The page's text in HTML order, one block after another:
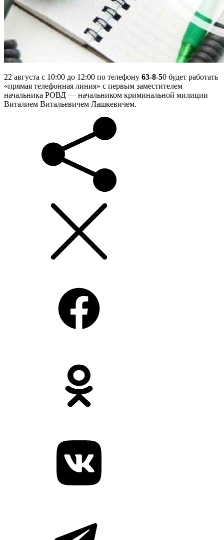
22 августа с 10:00 до 12:00 по телефону 63-8-50 будет работать
«прямая телефонная линия» с первым заместителем
начальника РОВД — начальником криминальной милиции
Виталием Витальевичем Лашкевичем.